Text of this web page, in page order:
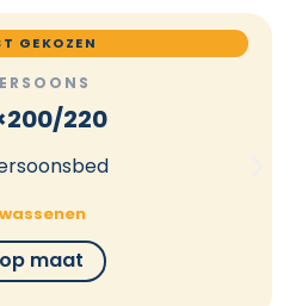
GEKOZEN
220
maat